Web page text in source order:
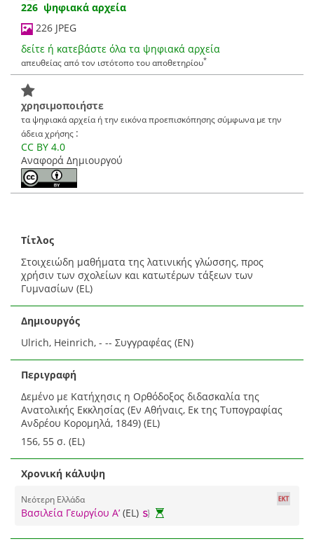
226 ψηφιακά αρχεία
226 JPEG
δείτε ή κατεβάστε όλα τα ψηφιακά αρχεία
απευθείας από τον ιστότοπο του αποθετηρίου*
χρησιμοποιήστε
τα ψηφιακά αρχεία ή την εικόνα προεπισκόπησης σύμφωνα με την
άδεια χρήσης :
CC BY 4.0
Αναφορά Δημιουργού
Τίτλος
Στοιχειώδη μαθήματα της λατινικής γλώσσης, προς
χρήσιν των σχολείων και κατωτέρων τάξεων των
Γυμνασίων (EL)
Δημιουργός
Ulrich, Heinrich, - -- Συγγραφέας (EN)
Περιγραφή
Δεμένο με Κατήχησις η Ορθόδοξος διδασκαλία της
Ανατολικής Εκκλησίας (Εν Αθήναις, Εκ της Τυπογραφίας
Ανδρέου Κορομηλά, 1849) (EL)
156, 55 σ. (EL)
Χρονική κάλυψη
Νεότερη Ελλάδα
Βασιλεία Γεωργίου Α’ (EL)